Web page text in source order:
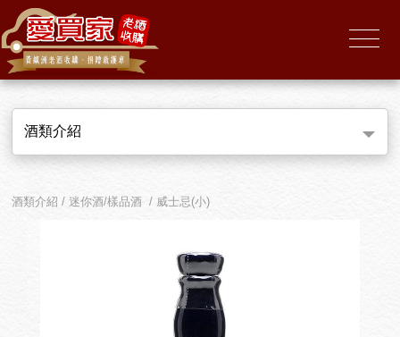
酒類介紹
酒類介紹 / 迷你酒/樣品酒 / 威士忌(小)